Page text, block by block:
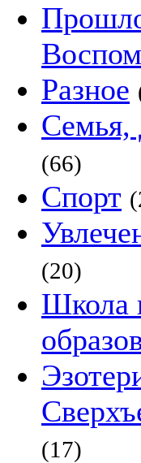
Разное
(66)
Спорт
(20)
Школа
(17)